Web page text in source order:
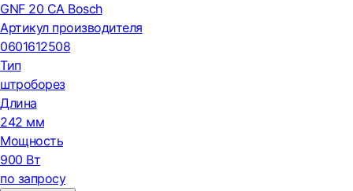
GNF 20 CA Bosch
Артикул производителя
0601612508
Тип
штроборез
Длина
242 мм
Мощность
900 Вт
по запросу